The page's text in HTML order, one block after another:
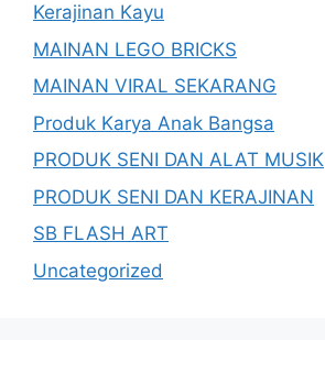
Kerajinan Kayu
MAINAN LEGO BRICKS
MAINAN VIRAL SEKARANG
Produk Karya Anak Bangsa
PRODUK SENI DAN ALAT MUSIK
PRODUK SENI DAN KERAJINAN
SB FLASH ART
Uncategorized